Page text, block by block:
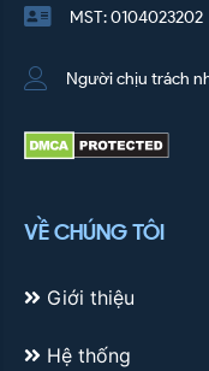
MST: 0104023202
Người chịu trách
VỀ CHÚNG TÔI
Giới thiệu
Hệ thống